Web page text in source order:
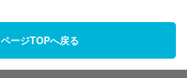
ページTOPへ戻る